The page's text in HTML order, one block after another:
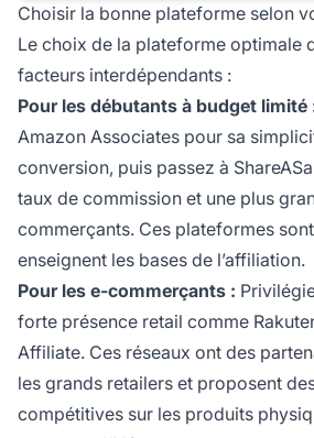
Choisir la bonne plateforme selon
Le choix de la plateforme optimale
facteurs interdépendants :
Pour les débutants à budget limité
Amazon Associates pour sa
conversion, puis passez à
taux de commission et une plus
commerçants. Ces plateformes
enseignent les bases de l’affiliation.
Pour les e-commerçants :
forte présence retail comme
Affiliate. Ces réseaux ont des
les grands retailers et proposent
compétitives sur les produits